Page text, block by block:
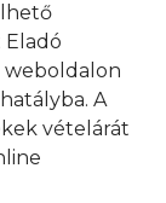
weboldalon
A
vételárát